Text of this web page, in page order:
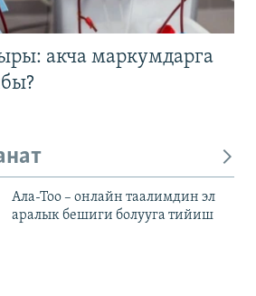
акча маркумдарга
Ала-Тоо – онлайн таалимдин эл
аралык бешиги болууга тийиш